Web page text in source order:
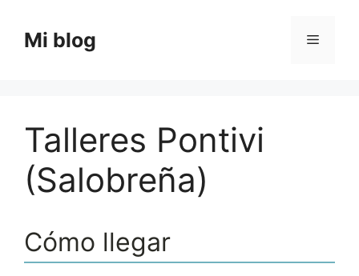
contenido
Mi blog Menú
Talleres Pontivi
(Salobreña)
Cómo llegar